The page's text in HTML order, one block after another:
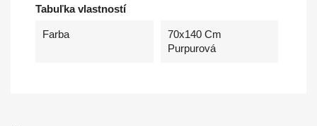
Tabuľka vlastností
Farba
70x140 Cm
Purpurová